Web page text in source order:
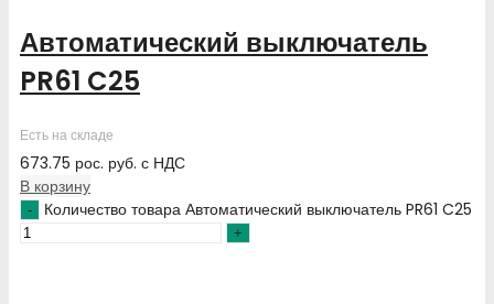
Автоматический выключатель
PR61 C25
Есть на складе
673.75 рос. руб. с НДС
В корзину
Количество товара Автоматический выключатель PR61 C25